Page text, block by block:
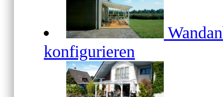
konfigurieren